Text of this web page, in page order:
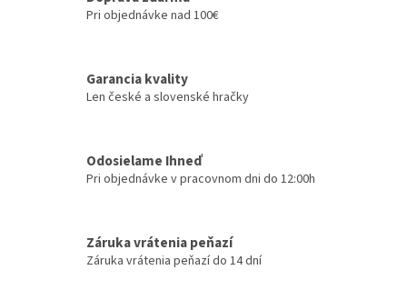
Pri objednávke nad 100€
Garancia kvality
Len české a slovenské hračky
Odosielame Ihneď
Pri objednávke v pracovnom dni do 12:00h
Záruka vrátenia peňazí
Záruka vrátenia peňazí do 14 dní